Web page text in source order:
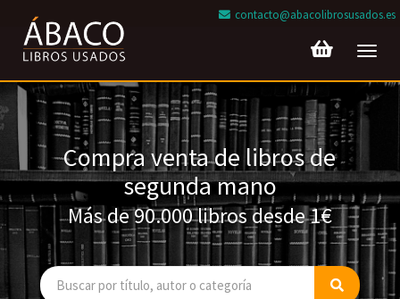
contacto@abacolibrosusados.es
Compra venta de libros de
segunda mano
Más de 90.000 libros desde 1€